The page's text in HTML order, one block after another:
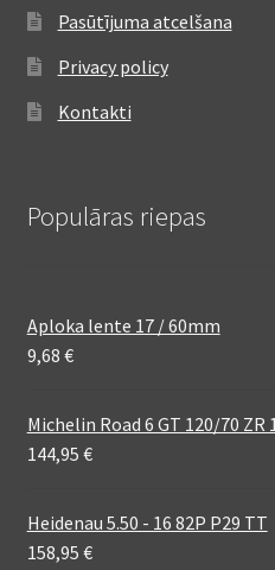
Pasūtījuma atcelšana
Privacy policy
Kontakti
Populāras riepas
Aploka lente 17 / 60mm
9,68 €
Michelin Road 6 GT 120/70 ZR
144,95 €
Heidenau 5.50 - 16 82P P29 TT
158,95 €